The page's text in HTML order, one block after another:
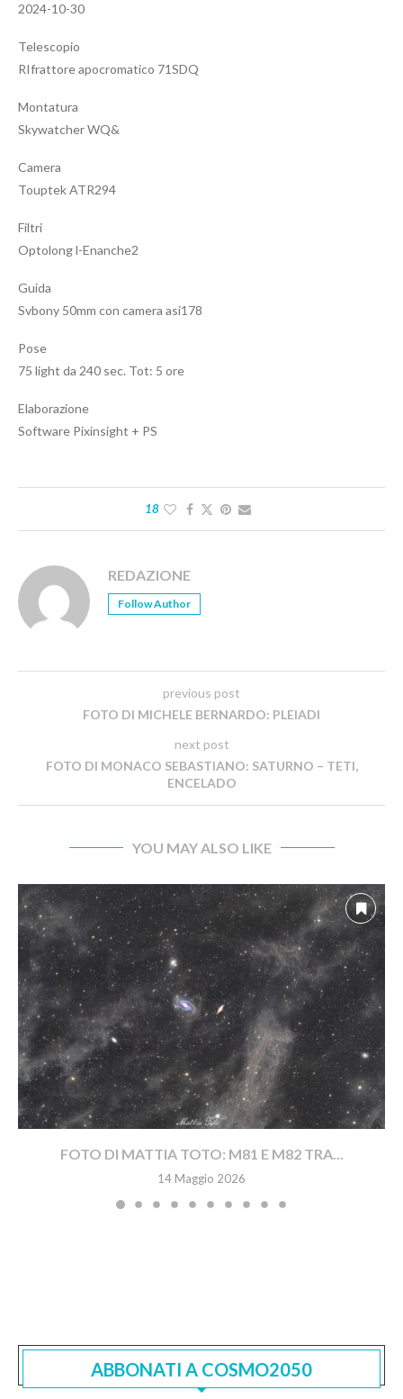
2024-10-30
Telescopio
RIfrattore apocromatico 71SDQ
Montatura
Skywatcher WQ&
Camera
Touptek ATR294
Filtri
Optolong l-Enanche2
Guida
Svbony 50mm con camera asi178
Pose
75 light da 240 sec. Tot: 5 ore
Elaborazione
Software Pixinsight + PS
18
REDAZIONE
Follow Author
previous post
FOTO DI MICHELE BERNARDO: PLEIADI
next post
FOTO DI MONACO SEBASTIANO: SATURNO – TETI,
ENCELADO
YOU MAY ALSO LIKE
FOTO DI MATTIA TOTO: M81 E M82 TRA...
14 Maggio 2026
ABBONATI A COSMO2050